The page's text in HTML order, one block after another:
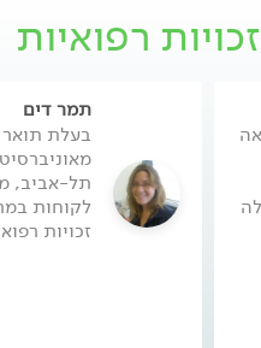
רפואיות
תמר דים
בעלת תואר
תל-אביב,
לקוחות
זכויות